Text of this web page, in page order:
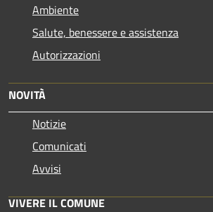
Ambiente
Salute, benessere e assistenza
Autorizzazioni
NOVITÀ
Notizie
Comunicati
Avvisi
VIVERE IL COMUNE